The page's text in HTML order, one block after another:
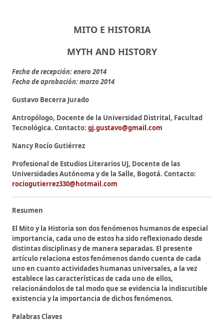
MITO E HISTORIA
MYTH AND HISTORY
Fecha de recepción: enero 2014
Fecha de aprobación: marzo 2014
Gustavo Becerra Jurado
Antropólogo, Docente de la Universidad Distrital, Facultad
Tecnológica. Contacto: gj.gustavo@gmail.com
Nancy Rocío Gutiérrez
Profesional de Estudios Literarios UJ, Docente de las
Universidades Autónoma y de la Salle, Bogotá. Contacto:
rociogutierrez330@hotmail.com
Resumen
El Mito y la Historia son dos fenómenos humanos de especial
importancia, cada uno de estos ha sido reflexionado desde
distintas disciplinas y de manera separadas. El presente
artículo relaciona estos fenómenos dando cuenta de cada
uno en cuanto actividades humanas universales, a la vez
establece las características de cada uno de ellos,
relacionándolos de tal modo que se evidencia la indiscutible
existencia y la importancia de dichos fenómenos.
Palabras Claves